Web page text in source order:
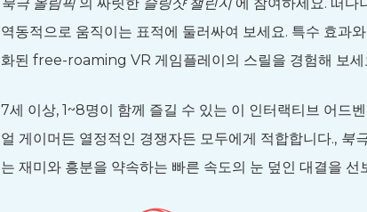
역동적으로 움직이는 표적에 둘러싸여 보세요. 특수 효과
화된 free-roaming VR 게임플레이의 스릴을 경험해 보세
7세 이상, 1~8명이 함께 즐길 수 있는 이 인터랙티브 어드
얼 게이머든 열정적인 경쟁자든 모두에게 적합합니다., 북
는 재미와 흥분을 약속하는 빠른 속도의 눈 덮인 대결을 선